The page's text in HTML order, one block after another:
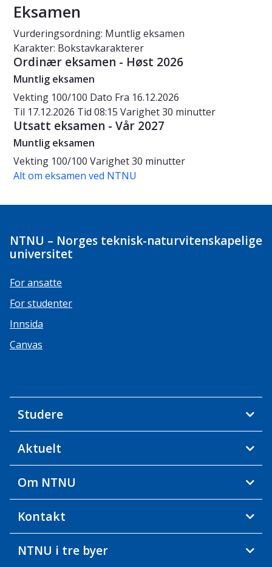
Eksamen
Vurderingsordning: Muntlig eksamen
Karakter: Bokstavkarakterer
Ordinær eksamen - Høst 2026
Muntlig eksamen
Vekting 100/100 Dato Fra 16.12.2026
Til 17.12.2026 Tid 08:15 Varighet30 minutter
Utsatt eksamen - Vår 2027
Muntlig eksamen
Vekting 100/100 Varighet30 minutter
Alt om eksamen ved NTNU
NTNU – Norges teknisk-naturvitenskapelige
universitet
For ansatte
For studenter
Innsida
Canvas
Studere
Aktuelt
Om NTNU
Kontakt
NTNU i tre byer